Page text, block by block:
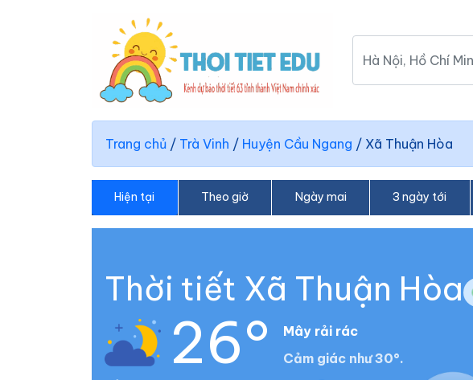
Trang chủ / Trà Vinh / Huyện Cầu Ngang / Xã Thuận Hòa
Hiện tại Theo giờ Ngày mai 3 ngày tới
Thời tiết Xã Thuận Hòa
26°
Mây rải rác
Cảm giác như 30°.